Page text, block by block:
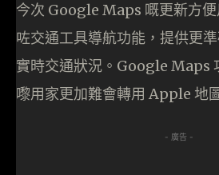
今次 Google Maps 嘅更新方
咗交通工具導航功能，提供更
實時交通狀況。Google Maps
嚟用家更加難會轉用 Apple 地
- 廣告 -